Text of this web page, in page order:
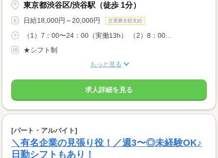
東京都渋谷区/渋谷駅（徒歩 1分）
日給18,000円～20,000円 交通費全額支給
（1）7：00〜24：00（実働13h） （2）8：00...
★シフト制
もっと見る
求人詳細を見る
[パート・アルバイト]
＼有名企業の見張り役！／週3〜◎未経験OK♪
日勤シフトもあり！